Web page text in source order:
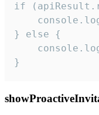
if
} else {
}